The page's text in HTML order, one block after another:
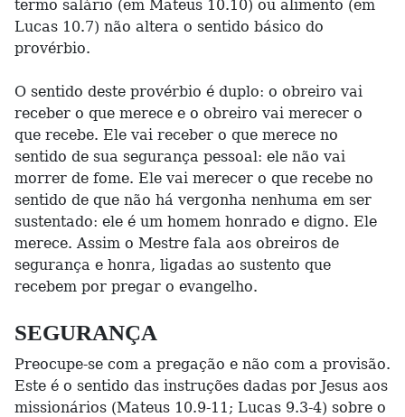
termo salário (em Mateus 10.10) ou alimento (em
Lucas 10.7) não altera o sentido básico do
provérbio.
O sentido deste provérbio é duplo: o obreiro vai
receber o que merece e o obreiro vai merecer o
que recebe. Ele vai receber o que merece no
sentido de sua segurança pessoal: ele não vai
morrer de fome. Ele vai merecer o que recebe no
sentido de que não há vergonha nenhuma em ser
sustentado: ele é um homem honrado e digno. Ele
merece. Assim o Mestre fala aos obreiros de
segurança e honra, ligadas ao sustento que
recebem por pregar o evangelho.
SEGURANÇA
Preocupe-se com a pregação e não com a provisão.
Este é o sentido das instruções dadas por Jesus aos
missionários (Mateus 10.9-11; Lucas 9.3-4) sobre o